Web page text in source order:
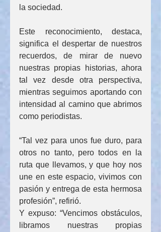
la sociedad.
Este reconocimiento, destaca,
significa el despertar de nuestros
recuerdos, de mirar de nuevo
nuestras propias historias, ahora
tal vez desde otra perspectiva,
mientras seguimos aportando con
intensidad al camino que abrimos
como periodistas.
“Tal vez para unos fue duro, para
otros no tanto, pero todos en la
ruta que llevamos, y que hoy nos
une en este espacio, vivimos con
pasión y entrega de esta hermosa
profesión”, refirió.
Y expuso: “Vencimos obstáculos,
libramos nuestras propias